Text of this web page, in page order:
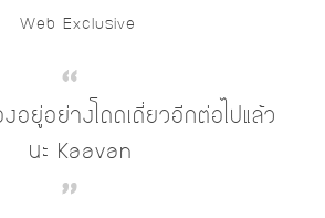
Web Exclusive
อยู่อย่างโดดเดี่ยวอีกต่อไปแล้ว
นะ Kaavan